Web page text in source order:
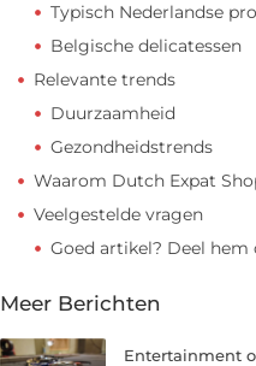
Typisch Nederlandse
Belgische delicatessen
Relevante trends
Duurzaamheid
Gezondheidstrends
Waarom Dutch Expat
Veelgestelde vragen
Goed artikel? Deel hem
Meer Berichten
Entertainment